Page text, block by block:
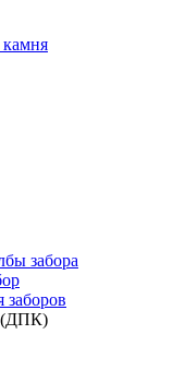
камня
забора
заборов
(ДПК)